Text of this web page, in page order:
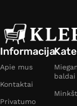
Informacija
Apie mus
Kontaktai
Privatumo
baldai